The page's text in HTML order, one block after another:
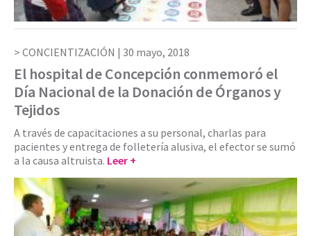
CONCIENTIZACIÓN | 30 mayo, 2018
El hospital de Concepción conmemoró el
Día Nacional de la Donación de Órganos y
Tejidos
A través de capacitaciones a su personal, charlas para
pacientes y entrega de folletería alusiva, el efector se sumó
a la causa altruista. Leer +